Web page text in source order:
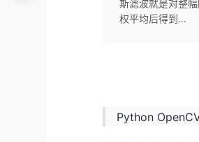
斯滤波就是对整
权平均后得到...
Python